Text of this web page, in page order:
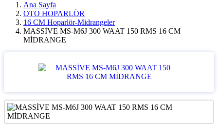
Ana Sayfa
OTO HOPARLÖR
16 CM Hoparlör-Midrangeler
MASSİVE MS-M6J 300 WAAT 150 RMS 16 CM
MİDRANGE